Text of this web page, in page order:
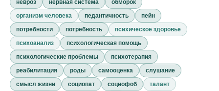
невроз
нервная система
обморок
организм человека
педантичность
пейн
потребности
потребность
психическое здоровье
психоанализ
психологическая помощь
психологические проблемы
психотерапия
реабилитация
роды самооценка
слушание
смысл жизни
социопат социофоб
талант